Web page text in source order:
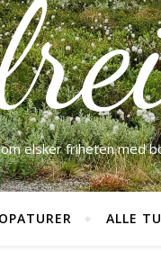
elsker friheten med
ALLE